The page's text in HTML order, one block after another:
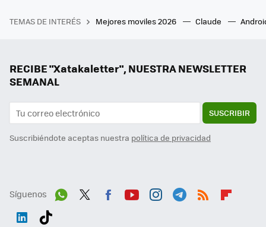
TEMAS DE INTERÉS Mejores moviles 2026 Claude
RECIBE "Xatakaletter", NUESTRA NEWSLETTER
SEMANAL
SUSCRIBIR
Suscribiéndote aceptas nuestra política de privacidad
Síguenos